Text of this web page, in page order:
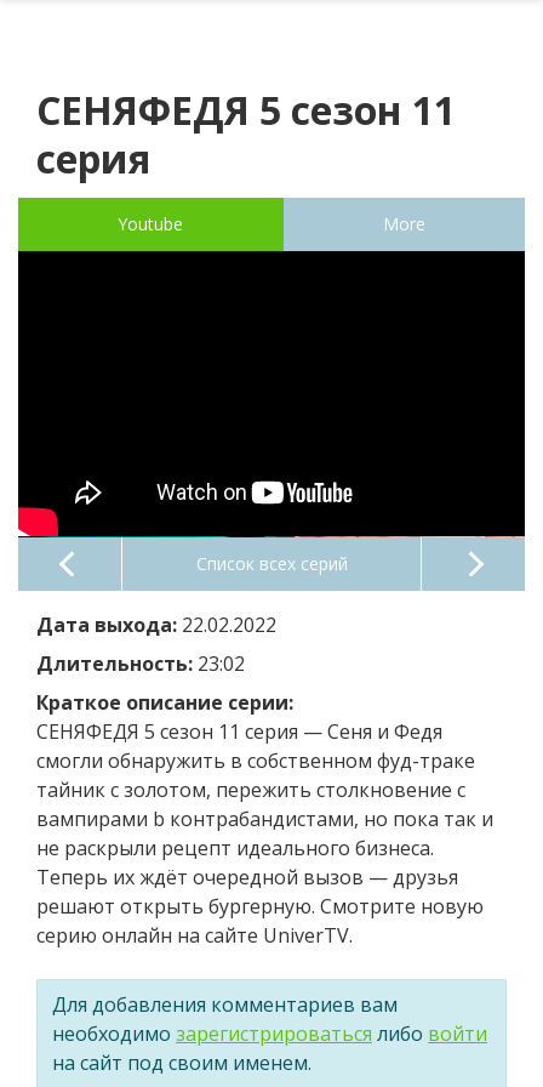
СЕНЯФЕДЯ 5 сезон 11
серия
Youtube More
Список всех серий
Дата выхода: 22.02.2022
Длительность: 23:02
Краткое описание серии:
СЕНЯФЕДЯ 5 сезон 11 серия — Сеня и Федя
смогли обнаружить в собственном фуд-траке
тайник с золотом, пережить столкновение с
вампирами b контрабандистами, но пока так и
не раскрыли рецепт идеального бизнеса.
Теперь их ждёт очередной вызов — друзья
решают открыть бургерную. Смотрите новую
серию онлайн на сайте UniverTV.
Для добавления комментариев вам
необходимо зарегистрироваться либо войти
на сайт под своим именем.